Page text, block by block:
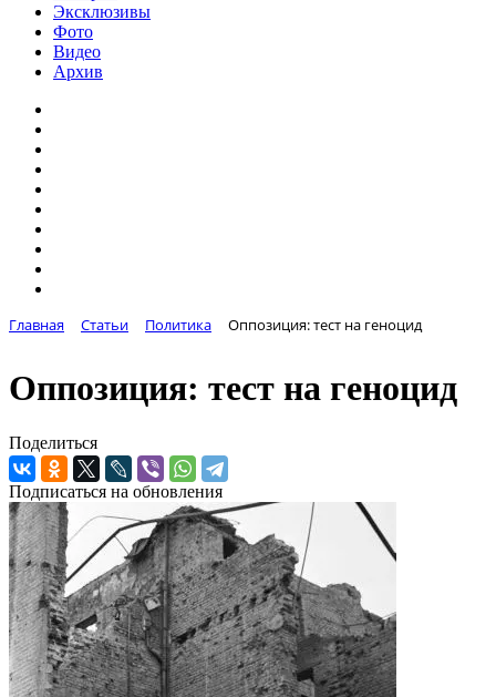
Эксклюзивы
Фото
Видео
Архив
Главная Статьи Политика Оппозиция: тест на геноцид
Оппозиция: тест на геноцид
Поделиться
Подписаться на обновления